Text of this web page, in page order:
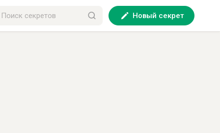
Новый секрет